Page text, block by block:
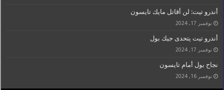
أندرو تيت: لن أقاتل مايك تايسون
نوفمبر 17, 2024
أندرو تيت يتحدى جيك بول
نوفمبر 17, 2024
نجاح بول أمام تايسون
نوفمبر 16, 2024